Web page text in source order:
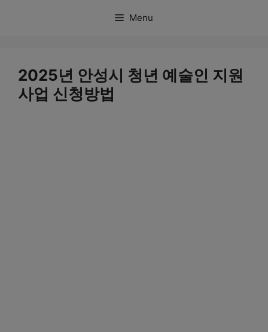
Menu
2025년 안성시 청년 예술인 지원
사업 신청방법